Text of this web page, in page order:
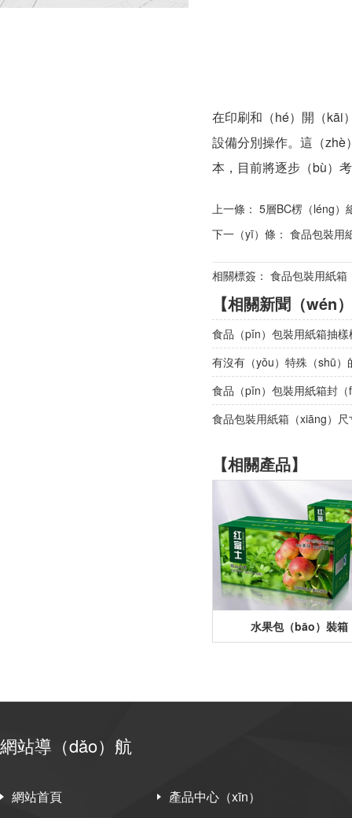
在印刷和（hé）開（kāi
設備分別操作。這（
本，目前將逐步（bù）
上一條： 5層BC楞（léng）
下一（yī）條： 食品包裝用
相關標簽： 食品包裝用紙箱
【相關新聞（wén
食品（pǐn）包裝用紙箱抽
有沒有（yǒu）特殊（shū
食品（pǐn）包裝用紙箱封
食品包裝用紙箱（xiāng）
【相關產品】
水果包（bāo）裝箱
網站導（dǎo）航
網站首頁
產品中心（xīn）